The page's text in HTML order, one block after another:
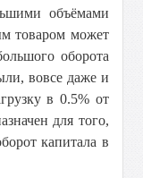
объёмами
товаром может
оборота
вовсе даже и
в 0.5% от
для того,
капитала в